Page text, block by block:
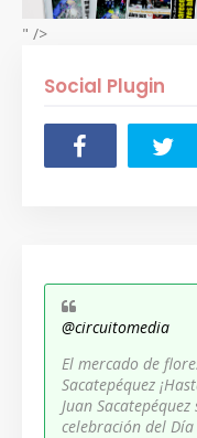
" />
Social Plugin
@circuitomedia
El mercado de
Sacatepéquez
Juan
celebración del